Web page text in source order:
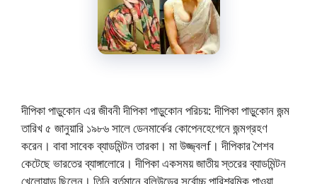
দীপিকা পাড়ুকোন এর জীবনী দীপিকা পাড়ুকোন পরিচয়: দীপিকা পাড়ুকোন জন্ম
তারিখ ৫ জানুয়ারি ১৯৮৬ সালে ডেনমার্কের কোপেনহেগেনে জন্মগ্রহণ
করেন। বাবা সাবেক ব্যাডমিন্টন তারকা। মা উজ্জ্বলf। দীপিকার শৈশব
কেটেছে ভারতের ব্যাঙ্গালোরে। দীপিকা একসময় জাতীয় স্তরের ব্যাডমিন্টন